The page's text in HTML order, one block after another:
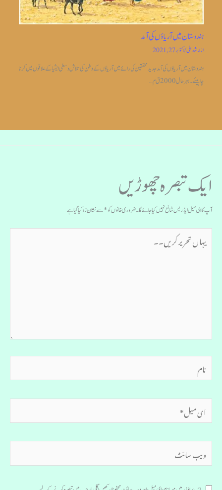
ہندوستان میں آریاؤں کی آمد
ازارشد علی/اکتوبر 27, 2021
ہندوستان میں آریاؤں کی آمد جدیدمحققین کی رائے میں آریاؤں کے وطن کی تلاش وسطی ایشیا کے علاقوں میں کرنا
چاہیئے۔بہر حال 2000 ق م…
ایک تبصرہ چھوڑیں
آپ کا ای میل ایڈریس شائع نہیں کیا جائے گا۔ضروری خانوں کو*سے نشان زد کیا گیا ہے
تحریر
میل*
سائٹ